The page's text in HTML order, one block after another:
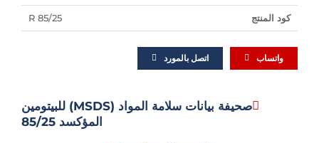
كود المنتج R 85/25
واتساب اتصل بالمورد
صحيفة بيانات سلامة المواد (MSDS) للبيتومين
المؤكسد 85/25